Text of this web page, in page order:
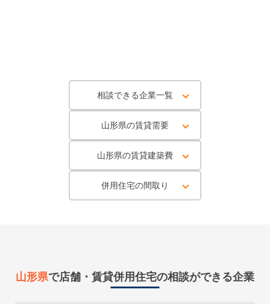
相談できる企業一覧
山形県の賃貸需要
山形県の賃貸建築費
併用住宅の間取り
山形県で店舗・賃貸併用住宅の相談ができる企業